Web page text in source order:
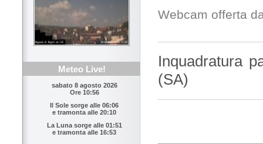
Meteo Live!
sabato 8 agosto 2026
Ore 10:56
Il Sole sorge alle 06:06
e tramonta alle 20:10
La Luna sorge alle 01:51
e tramonta alle 16:53
Webcam offerta
Inquadratura
(SA)